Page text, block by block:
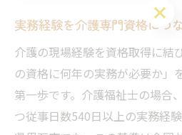
実務経験を介護専門資格につ
介護の現場経験を資格取得に結
の資格に何年の実務が必要か」
第一歩です。介護福祉士の場合
つ従事日数540日以上の実務経
お問い合わせは